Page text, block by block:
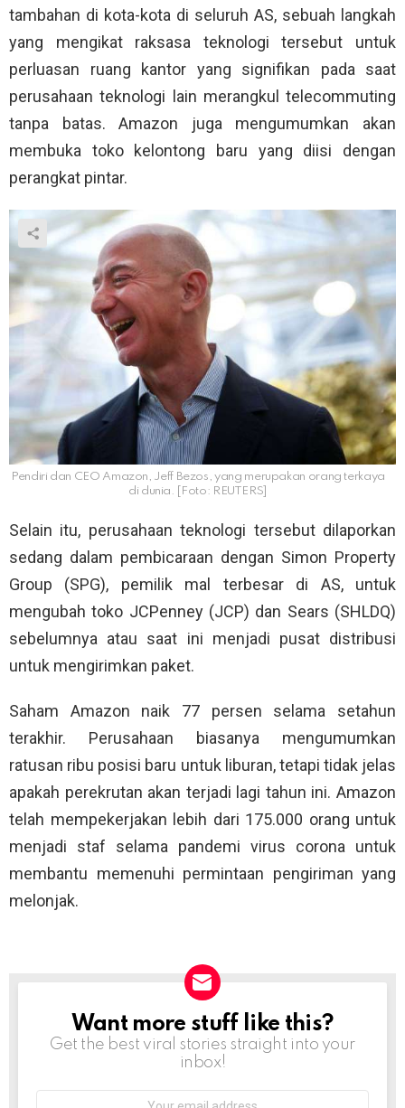
tambahan di kota-kota di seluruh AS, sebuah langkah
yang mengikat raksasa teknologi tersebut untuk
perluasan ruang kantor yang signifikan pada saat
perusahaan teknologi lain merangkul telecommuting
tanpa batas. Amazon juga mengumumkan akan
membuka toko kelontong baru yang diisi dengan
perangkat pintar.
Pendiri dan CEO Amazon, Jeff Bezos, yang merupakan orang terkaya
di dunia. [Foto: REUTERS]
Selain itu, perusahaan teknologi tersebut dilaporkan
sedang dalam pembicaraan dengan Simon Property
Group (SPG), pemilik mal terbesar di AS, untuk
mengubah toko JCPenney (JCP) dan Sears (SHLDQ)
sebelumnya atau saat ini menjadi pusat distribusi
untuk mengirimkan paket.
Saham Amazon naik 77 persen selama setahun
terakhir. Perusahaan biasanya mengumumkan
ratusan ribu posisi baru untuk liburan, tetapi tidak jelas
apakah perekrutan akan terjadi lagi tahun ini. Amazon
telah mempekerjakan lebih dari 175.000 orang untuk
menjadi staf selama pandemi virus corona untuk
membantu memenuhi permintaan pengiriman yang
melonjak.
NEWSLETTER
Want more stuff like this?
Get the best viral stories straight into your
inbox!